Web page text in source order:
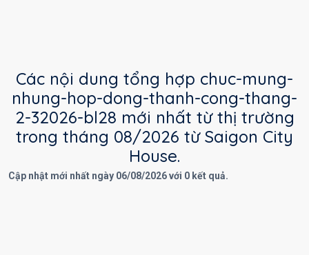
Các nội dung tổng hợp chuc-mung-
nhung-hop-dong-thanh-cong-thang-
2-32026-bl28 mới nhất từ thị trường
trong tháng 08/2026 từ Saigon City
House.
Cập nhật mới nhất ngày 06/08/2026 với 0 kết quả.